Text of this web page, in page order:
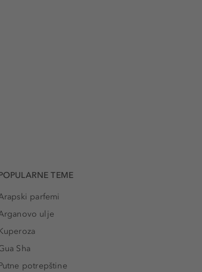
TEME
parfemi
ulje
Sha
potrepštine